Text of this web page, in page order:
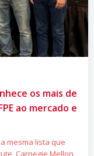
os mais de
ao mercado e
mesma lista que
Carnegie Mellon